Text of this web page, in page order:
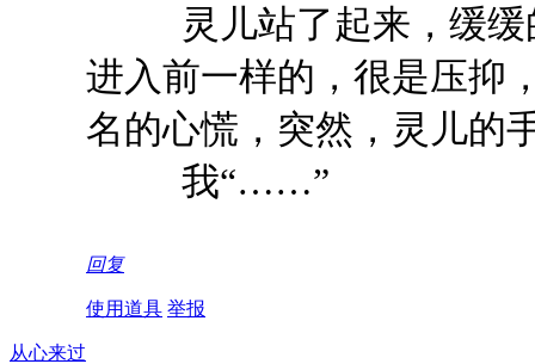
灵儿站了起来，缓缓
进入前一样的，很是压抑
名的心慌，突然，灵儿的
我“……”
回复
使用道具 举报
从心来过